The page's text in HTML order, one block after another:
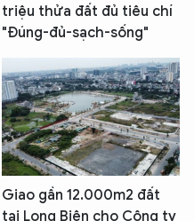
triệu thửa đất đủ tiêu chí
"Đúng-đủ-sạch-sống"
Giao gần 12.000m2 đất
tại Long Biên cho Công ty